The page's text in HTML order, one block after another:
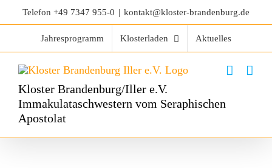
Telefon +49 7347 955-0 | kontakt@kloster-brandenburg.de
Jahresprogramm Klosterladen Aktuelles
Kloster Brandenburg/Iller e.V.
Immakulataschwestern vom Seraphischen
Apostolat